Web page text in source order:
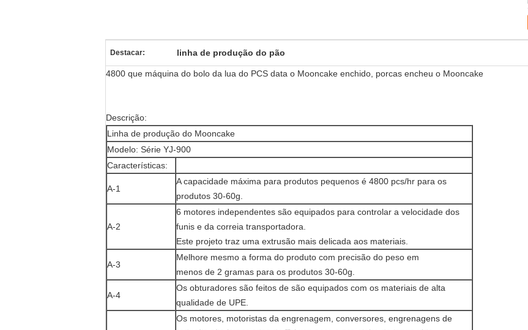
Destacar: linha de produção do pão
4800 que máquina do bolo da lua do PCS data o Mooncake enchido, porcas encheu o Mooncake
Descrição:
Linha de produção do Mooncake
Modelo: Série YJ-900
Características:
A-1
A capacidade máxima para produtos pequenos é 4800 pcs/hr para os
produtos 30-60g.
A-2
6 motores independentes são equipados para controlar a velocidade dos
funis e da correia transportadora.
Este projeto traz uma extrusão mais delicada aos materiais.
A-3
Melhore mesmo a forma do produto com precisão do peso em
menos de 2 gramas para os produtos 30-60g.
A-4
Os obturadores são feitos de são equipados com os materiais de alta
qualidade de UPE.
Os motores, motoristas da engrenagem, conversores, engrenagens de